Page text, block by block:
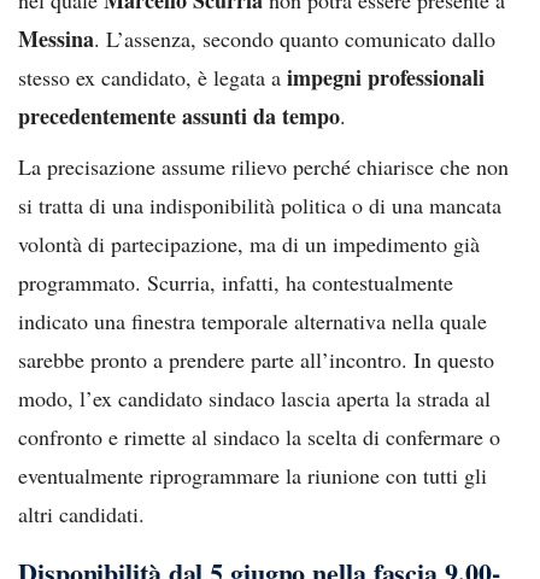
Messina. L’assenza, secondo quanto comunicato dallo
stesso ex candidato, è legata a impegni professionali
precedentemente assunti da tempo.
La precisazione assume rilievo perché chiarisce che non
si tratta di una indisponibilità politica o di una mancata
volontà di partecipazione, ma di un impedimento già
programmato. Scurria, infatti, ha contestualmente
indicato una finestra temporale alternativa nella quale
sarebbe pronto a prendere parte all’incontro. In questo
modo, l’ex candidato sindaco lascia aperta la strada al
confronto e rimette al sindaco la scelta di confermare o
eventualmente riprogrammare la riunione con tutti gli
altri candidati.